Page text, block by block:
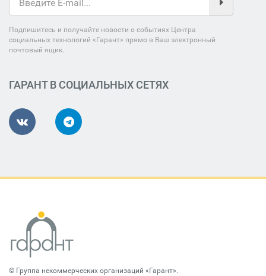
Подпишитесь и получайте новости о событиях Центра
социальных технологий «Гарант» прямо в Ваш электронный
почтовый ящик.
ГАРАНТ В СОЦИАЛЬНЫХ СЕТЯХ
© Группа некоммерческих организаций «Гарант».